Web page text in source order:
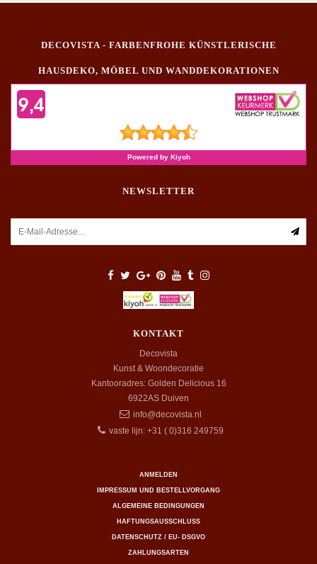
DECOVISTA - FARBENFROHE KÜNSTLERISCHE
HAUSDEKO, MÖBEL UND WANDDEKORATIONEN
NEWSLETTER
KONTAKT
Decovista
Kunst & Woondecoratie
Kantooradres: Golden Delicious 16
6922AS Duiven
info@decovista.nl
vaste lijn: +31 ( 0)316 249759
ANMELDEN
IMPRESSUM UND BESTELLVORGANG
ALGEMEINE BEDINGUNGEN
HAFTUNGSAUSSCHLUSS
DATENSCHUTZ / EU- DSGVO
ZAHLUNGSARTEN